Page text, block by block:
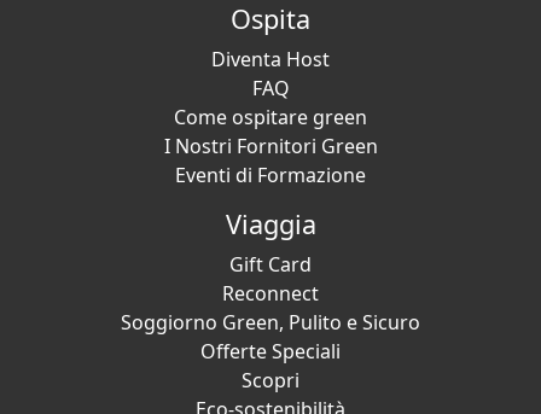
Ospita
Diventa Host
FAQ
Come ospitare green
I Nostri Fornitori Green
Eventi di Formazione
Viaggia
Gift Card
Reconnect
Soggiorno Green, Pulito e Sicuro
Offerte Speciali
Scopri